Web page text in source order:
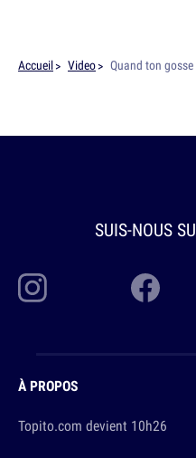
Accueil Video Quand ton
SUIS-NOUS
À PROPOS
Topito.com devient 10h26